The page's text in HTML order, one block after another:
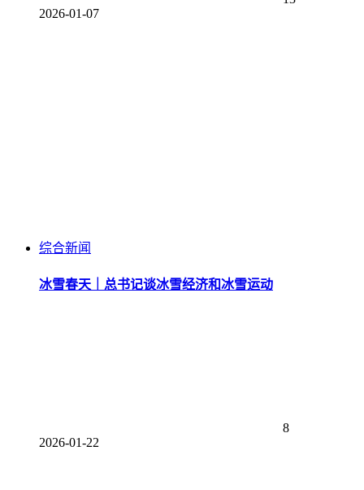
2026-01-07
综合新闻
冰雪春天｜总书记谈冰雪经济和冰雪运动
8
2026-01-22